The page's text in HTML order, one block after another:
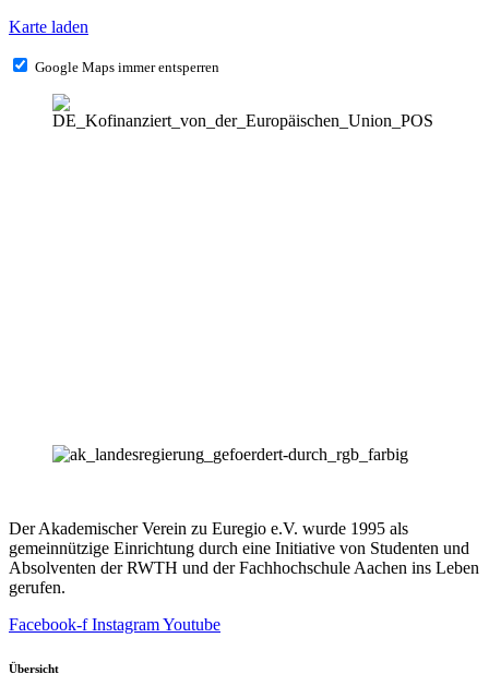
Karte laden
Google Maps immer entsperren
Der Akademischer Verein zu Euregio e.V. wurde 1995 als
gemeinnützige Einrichtung durch eine Initiative von Studenten und
Absolventen der RWTH und der Fachhochschule Aachen ins Leben
gerufen.
Facebook-f InstagramYoutube
Übersicht